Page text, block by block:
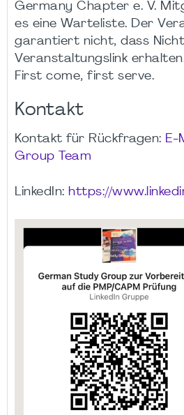
Germany Chapter e. V.
es eine Warteliste. Der
garantiert nicht, dass
Veranstaltungslink
First come, first serve.
Kontakt
Kontakt für Rückfragen: E-
Group Team
LinkedIn: https://